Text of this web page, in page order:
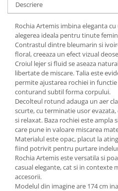
Descriere
Rochia Artemis imbina eleganta
alegerea ideala pentru tinute
Contrastul dintre bleumarin si
floral, creeaza un efect vizual
Croiul lejer si fluid se aseaza
libertate de miscare. Talia este
permite ajustarea rochiei in
conturand subtil forma corpului.
Decolteul rotund adauga un aer
scurte, cu terminatie usor
si relaxat. Baza rochiei este ampla
care pune in valoare miscarea
Materialul este opac, placut la
fiind potrivit pentru purtare
Rochia Artemis este versatila si
casual elegante, cat si in contexte
accesorii.
Modelul din imagine are 174 cm